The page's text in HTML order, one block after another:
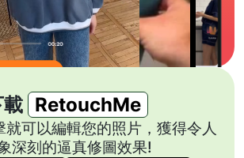
RetouchMe
就可以編輯您的照片，獲得令人
深刻的逼真修圖效果!